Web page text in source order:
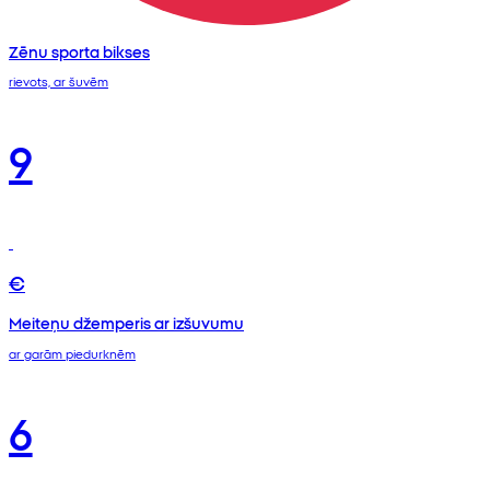
Zēnu sporta bikses
rievots, ar šuvēm
9
€
Meiteņu džemperis ar izšuvumu
ar garām piedurknēm
6